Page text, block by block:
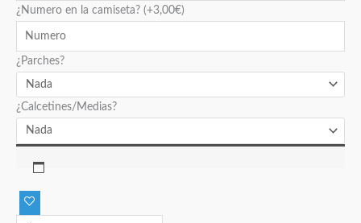
¿Numero en la camiseta? (+3,00€)
¿Parches?
¿Calcetines/Medias?